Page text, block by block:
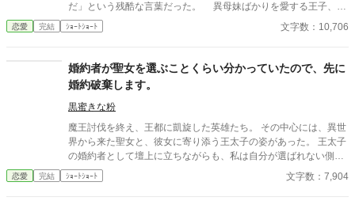
だ」という残酷な言葉だった。 異母妹ばかりを愛する王子、家
族に疎まれる日々に耐えきれなくなったクロエは、半地下に住む
魔女へ願う。「この愛を消してください」と。 恋も嫉妬も失
から使者が現れる。異母妹の魅了が暴かれ、王子は今さら真実の
愛を誓うが、クロエの心にはもう何も響かない。愛されなかった
令嬢と、愛を取り戻したい竜王子。番たちの行く末は――。
恋愛 完結 ｼｮｰﾄｼｮｰﾄ 文字数：10,706
婚約者が聖女を選ぶことくらい分かっていたので、先に
婚約破棄します。
黒蜜きな粉
魔王討伐を終え、王都に凱旋した英雄たち。 その中心には、異世
界から来た聖女と、彼女に寄り添う王太子の姿があった。 王太子
の婚約者として壇上に立ちながらも、私は自分が選ばれない側だ
と理解していた。 だから、泣かない。縋らない。 私は自分から婚
約破棄を願い出る。 選ばれなかった人生を終わらせるために。 そ
恋愛 完結 ｼｮｰﾄｼｮｰﾄ 文字数：7,904